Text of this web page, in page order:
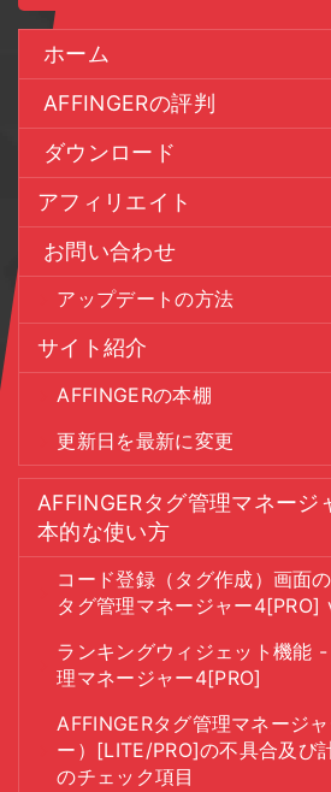
ホーム
AFFINGERの評判
ダウンロード
アフィリエイト
お問い合わせ
アップデートの方法
サイト紹介
AFFINGERの本棚
更新日を最新に変更
AFFINGERタグ管理マネージ
本的な使い方
コード登録（タグ作成）画面
タグ管理マネージャー4[PRO]
ランキングウィジェット機能
理マネージャー4[PRO]
AFFINGERタグ管理マネージ
ー）[LITE/PRO]の不具合及び
のチェック項目